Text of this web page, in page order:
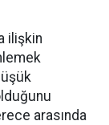
ilişkin
arasında